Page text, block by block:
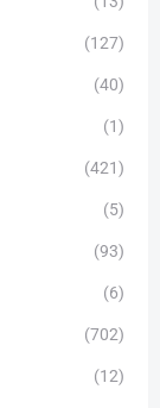
(127)
(40)
(1)
(421)
(5)
(93)
(6)
(702)
(12)